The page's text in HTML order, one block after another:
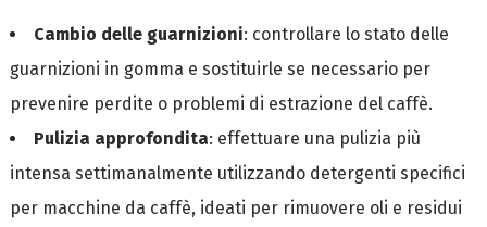
Cambio delle guarnizioni: controllare lo stato delle
guarnizioni in gomma e sostituirle se necessario per
prevenire perdite o problemi di estrazione del caffè.
Pulizia approfondita: effettuare una pulizia più
intensa settimanalmente utilizzando detergenti specifici
per macchine da caffè, ideati per rimuovere oli e residui